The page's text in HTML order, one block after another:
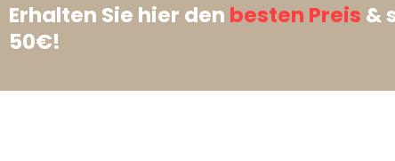
Erhalten Sie hier den besten Preis &
50€!